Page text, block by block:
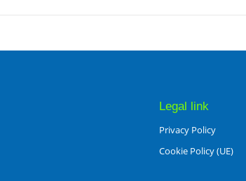
Legal link
Privacy Policy
Cookie Policy (UE)